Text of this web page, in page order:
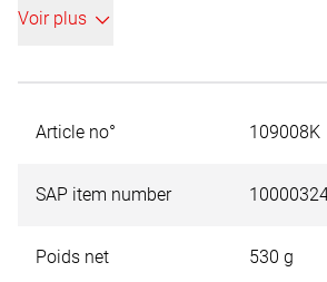
pied. Jeu de 12 poinçons pour trous de
vis de traction MF 10 x 1,0 x 45 + 1 vis
Voir plus
Article no° 109008K
SAP item number
Poids net 530 g